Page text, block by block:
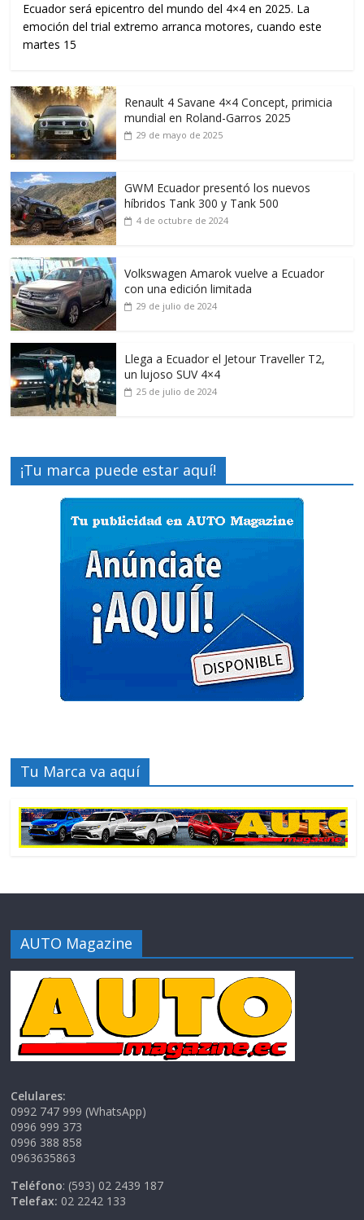
Ecuador será epicentro del mundo del 4×4 en 2025. La
emoción del trial extremo arranca motores, cuando este
martes 15
Renault 4 Savane 4×4 Concept, primicia
mundial en Roland-Garros 2025
29 de mayo de 2025
GWM Ecuador presentó los nuevos
híbridos Tank 300 y Tank 500
4 de octubre de 2024
Volkswagen Amarok vuelve a Ecuador
con una edición limitada
29 de julio de 2024
Llega a Ecuador el Jetour Traveller T2,
un lujoso SUV 4×4
25 de julio de 2024
¡Tu marca puede estar aquí!
Tu Marca va aquí
AUTO Magazine
Celulares:
0992 747 999 (WhatsApp)
0996 999 373
0996 388 858
0963635863
Teléfono: (593) 02 2439 187
Telefax: 02 2242 133